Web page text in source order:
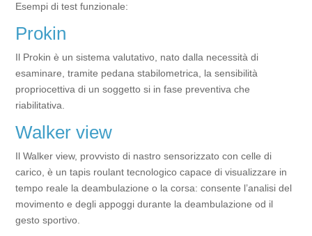
Esempi di test funzionale:
Prokin
Il Prokin è un sistema valutativo, nato dalla necessità di
esaminare, tramite pedana stabilometrica, la sensibilità
propriocettiva di un soggetto si in fase preventiva che
riabilitativa.
Walker view
Il Walker view, provvisto di nastro sensorizzato con celle di
carico, è un tapis roulant tecnologico capace di visualizzare in
tempo reale la deambulazione o la corsa: consente l’analisi del
movimento e degli appoggi durante la deambulazione od il
gesto sportivo.